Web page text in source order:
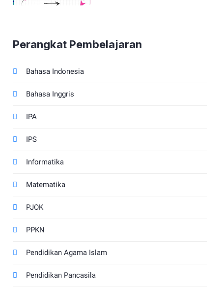
Perangkat Pembelajaran
Bahasa Indonesia
Bahasa Inggris
IPA
IPS
Informatika
Matematika
PJOK
PPKN
Pendidikan Agama Islam
Pendidikan Pancasila